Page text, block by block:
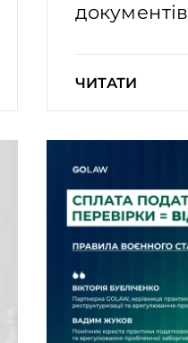
документів
ЧИТАТИ